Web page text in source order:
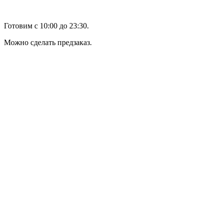
Готовим с 10:00 до 23:30.
Можно сделать предзаказ.